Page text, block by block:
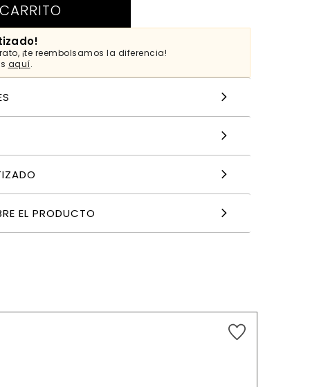
¡te reembolsamos la diferencia!
aquí.
EL PRODUCTO